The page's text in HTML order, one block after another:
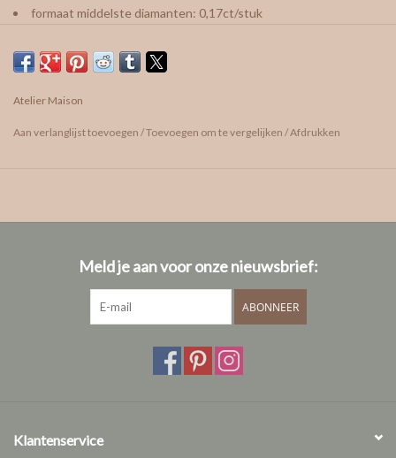
formaat middelste diamanten: 0,17ct/stuk
vragen? We helpen je graag!
afspraak maken
geen idee van je ringmaat?
Atelier Maison
Aan verlanglijst toevoegen /Toevoegen om te vergelijken /Afdrukken
Meld je aan voor onze nieuwsbrief:
ABONNEER
Klantenservice